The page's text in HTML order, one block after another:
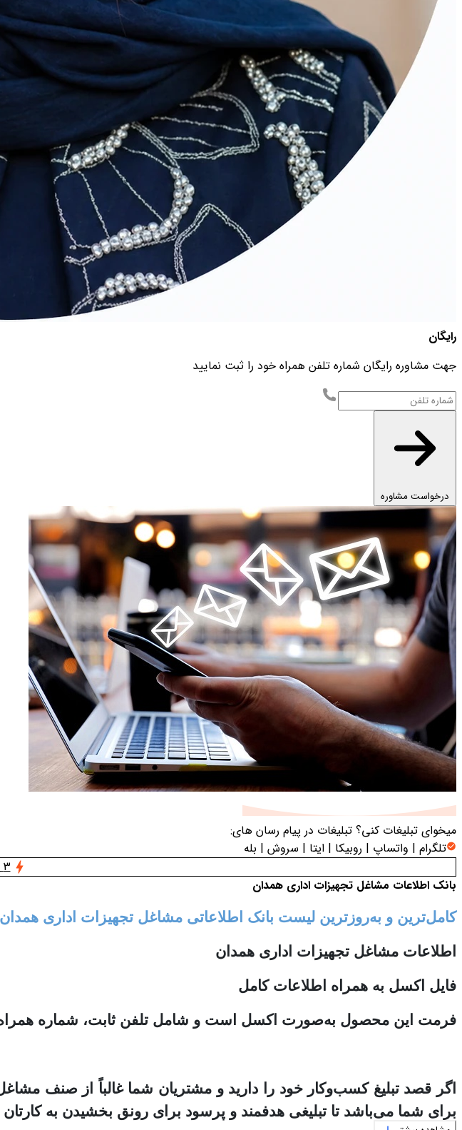
رایگان
جهت مشاوره رایگان شماره تلفن همراه خود را ثبت نمایید
درخواست مشاوره
میخوای تبلیغات کنی؟ تبلیغات در پیام رسان های:
تلگرام | واتساپ | روبیکا | ایتا | سروش | بله
3 روز تست رایگان
بانک اطلاعات مشاغل تجهیزات اداری همدان
کامل‌ترین و به‌روزترین لیست بانک اطلاعاتی مشاغل تجهیزات اداری همدان
اطلاعات مشاغل تجهیزات اداری همدان
فایل اکسل به همراه اطلاعات کامل
فرمت این محصول به‌صورت اکسل است و شامل تلفن ثابت، شماره
اگر قصد تبلیغ کسب‌وکار خود را دارید و مشتریان شما غالباً از صنف
برای شما می‌باشد تا تبلیغی هدفمند و پرسود برای رونق بخشیدن به کارتان